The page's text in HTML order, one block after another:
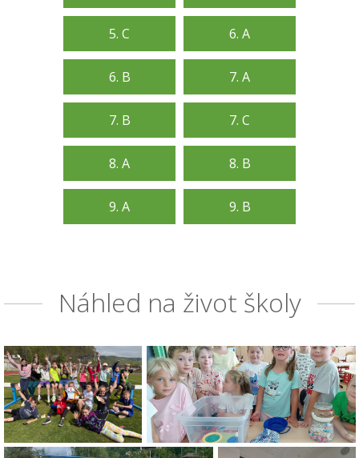
5. C 6. A
6. B 7. A
7. B 7. C
8. A 8. B
9. A 9. B
Náhled na život školy